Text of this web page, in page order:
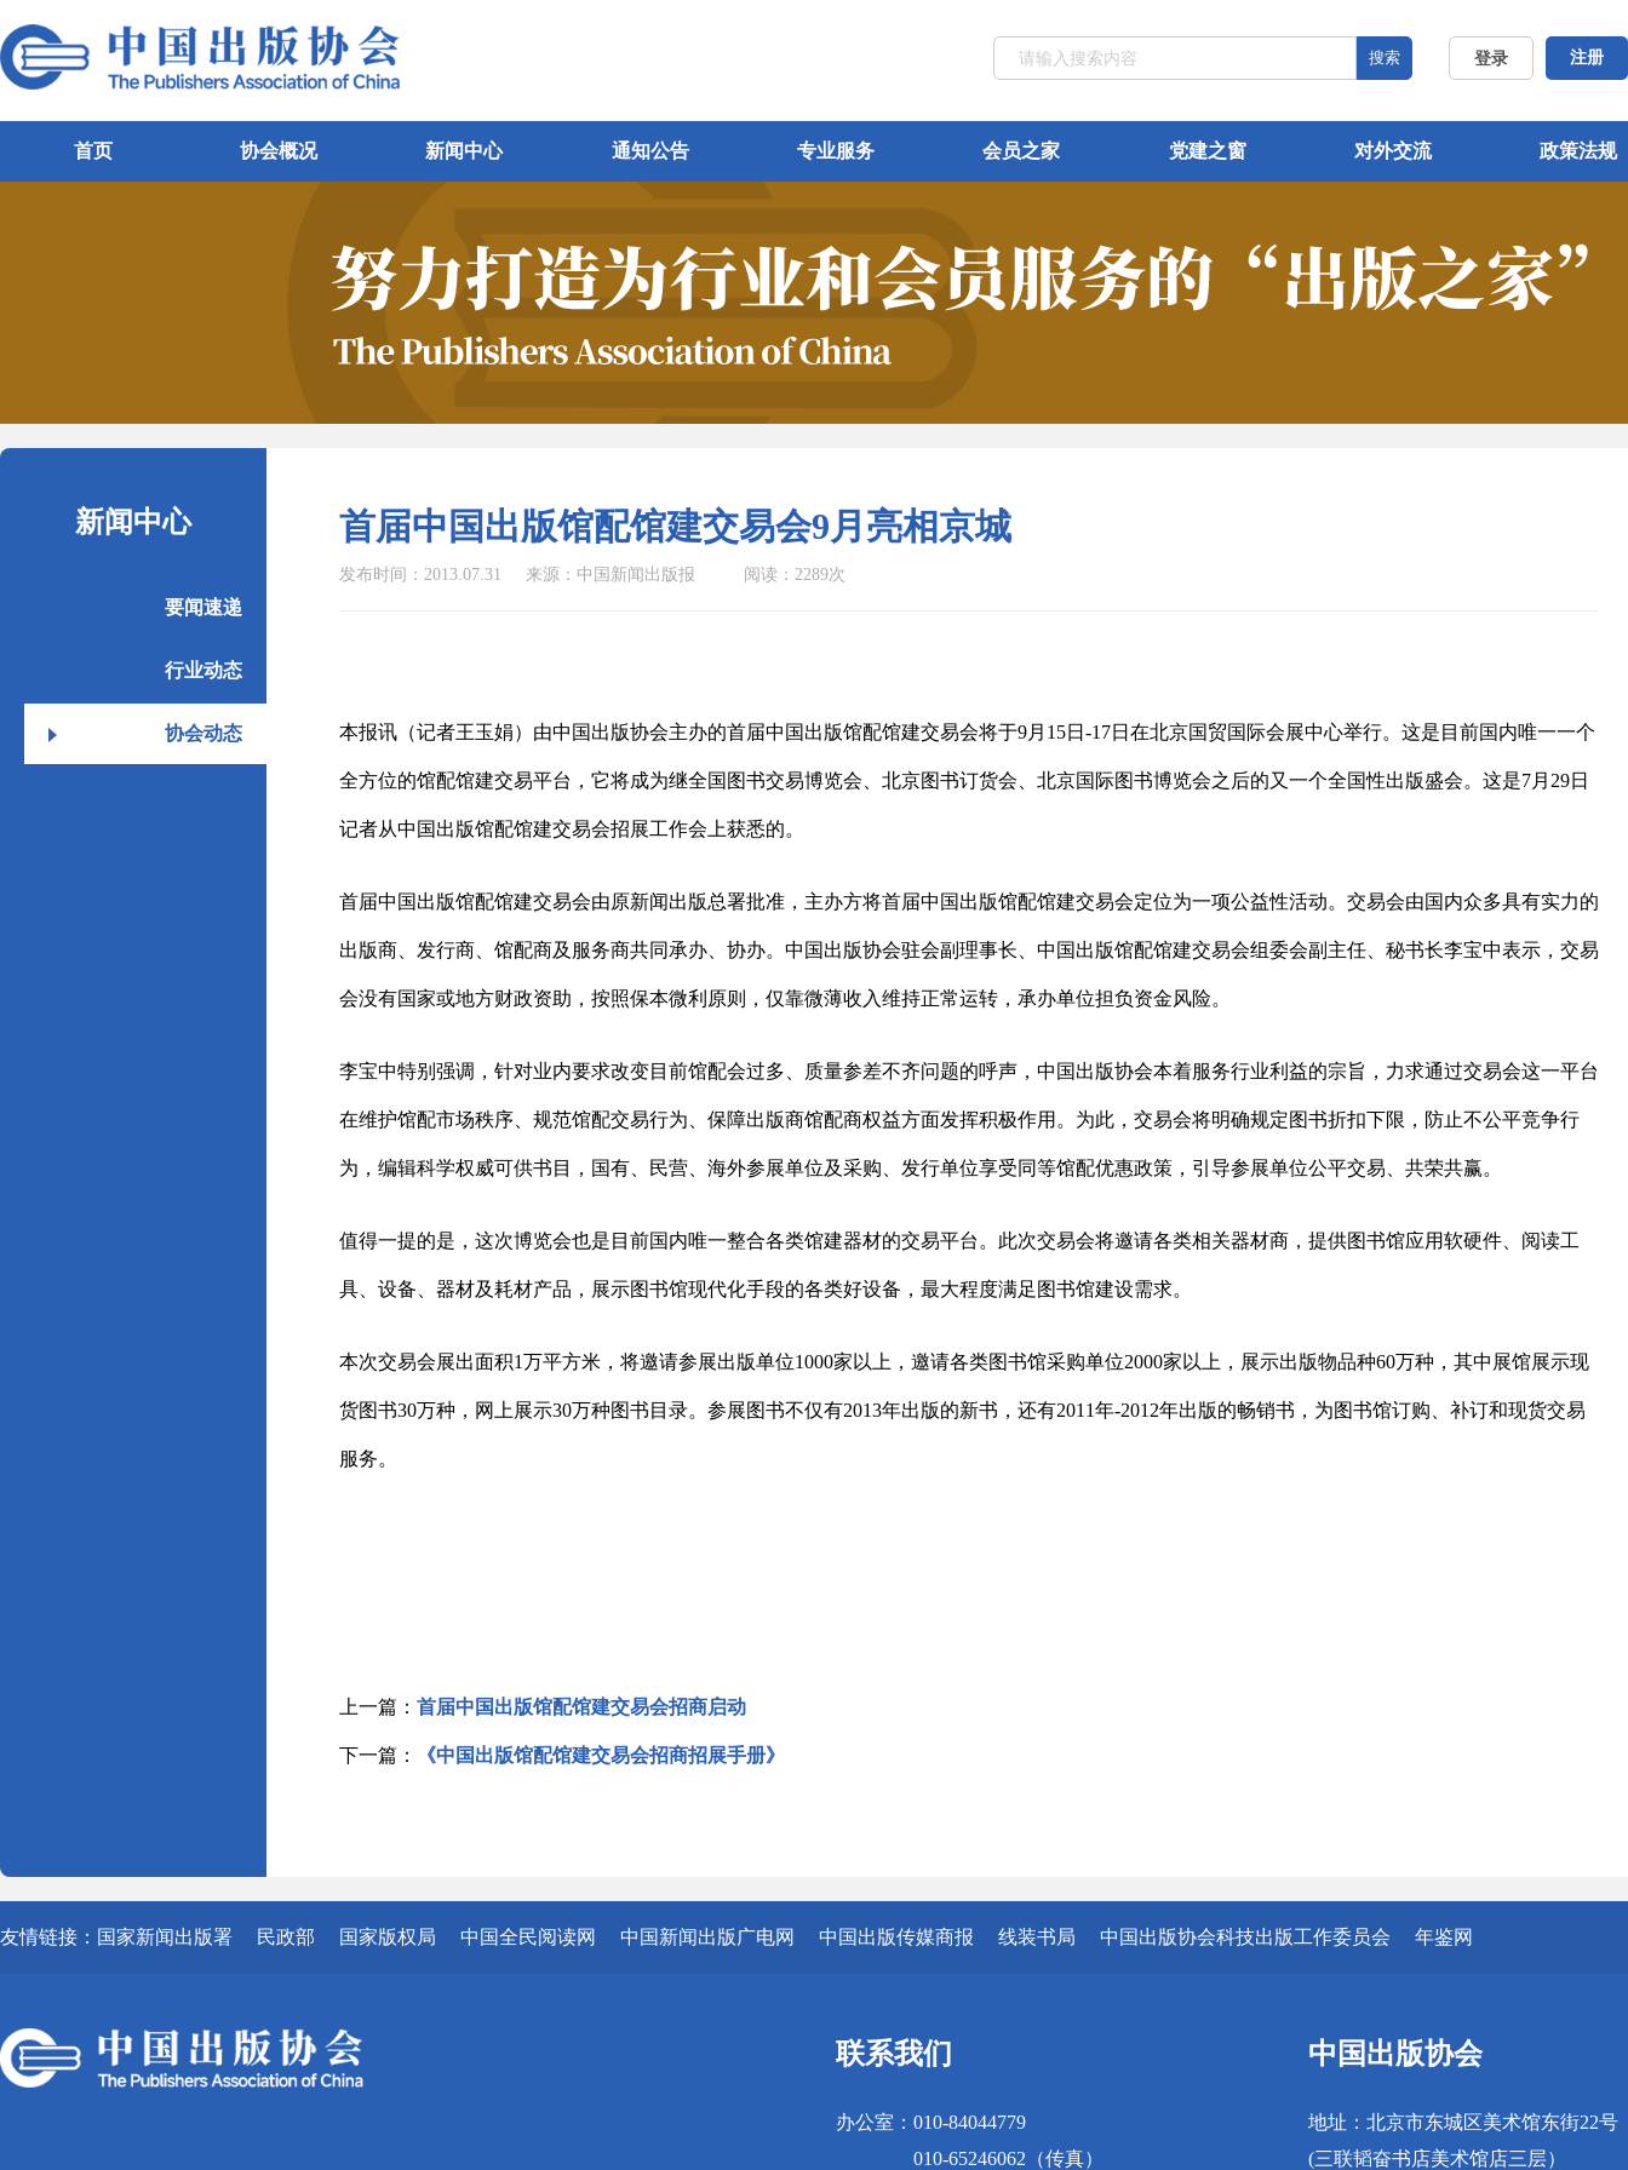
登录 注册
搜索
首页 协会概况 新闻中心 通知公告 专业服务 会员之家 党建之窗 对外交流 政策法规
新闻中心
要闻速递
行业动态
协会动态
首届中国出版馆配馆建交易会9月亮相京城
发布时间：2013.07.31 来源：中国新闻出版报 阅读：2289次
本报讯（记者王玉娟）由中国出版协会主办的首届中国出版馆配馆建交易会将于9月15日-17日在北京国贸国际会展中心举行。这是目前国内唯一一个
全方位的馆配馆建交易平台，它将成为继全国图书交易博览会、北京图书订货会、北京国际图书博览会之后的又一个全国性出版盛会。这是7月29日
记者从中国出版馆配馆建交易会招展工作会上获悉的。
首届中国出版馆配馆建交易会由原新闻出版总署批准，主办方将首届中国出版馆配馆建交易会定位为一项公益性活动。交易会由国内众多具有实力的
出版商、发行商、馆配商及服务商共同承办、协办。中国出版协会驻会副理事长、中国出版馆配馆建交易会组委会副主任、秘书长李宝中表示，交易
会没有国家或地方财政资助，按照保本微利原则，仅靠微薄收入维持正常运转，承办单位担负资金风险。
李宝中特别强调，针对业内要求改变目前馆配会过多、质量参差不齐问题的呼声，中国出版协会本着服务行业利益的宗旨，力求通过交易会这一平台
在维护馆配市场秩序、规范馆配交易行为、保障出版商馆配商权益方面发挥积极作用。为此，交易会将明确规定图书折扣下限，防止不公平竞争行
为，编辑科学权威可供书目，国有、民营、海外参展单位及采购、发行单位享受同等馆配优惠政策，引导参展单位公平交易、共荣共赢。
值得一提的是，这次博览会也是目前国内唯一整合各类馆建器材的交易平台。此次交易会将邀请各类相关器材商，提供图书馆应用软硬件、阅读工
具、设备、器材及耗材产品，展示图书馆现代化手段的各类好设备，最大程度满足图书馆建设需求。
本次交易会展出面积1万平方米，将邀请参展出版单位1000家以上，邀请各类图书馆采购单位2000家以上，展示出版物品种60万种，其中展馆展示现
货图书30万种，网上展示30万种图书目录。参展图书不仅有2013年出版的新书，还有2011年-2012年出版的畅销书，为图书馆订购、补订和现货交易
服务。
上一篇： 首届中国出版馆配馆建交易会招商启动
下一篇： 《中国出版馆配馆建交易会招商招展手册》
友情链接： 国家新闻出版署 民政部 国家版权局 中国全民阅读网 中国新闻出版广电网 中国出版传媒商报 线装书局 中国出版协会科技出版工作委员会 年鉴网
联系我们
办公室：010-84044779
010-65246062（传真）
中国出版协会
地址：北京市东城区美术馆东街22号
(三联韬奋书店美术馆店三层）